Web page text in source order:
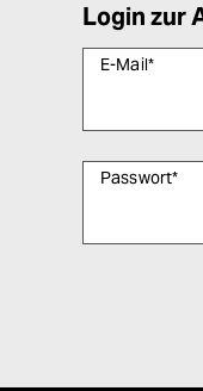
Login zur
E-Mail*
Passwort*